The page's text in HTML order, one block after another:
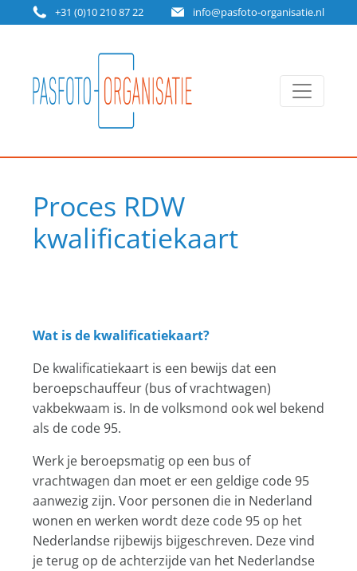
+31 (0)10 210 87 22 info@pasfoto-organisatie.nl
Proces RDW
kwalificatiekaart
Wat is de kwalificatiekaart?
De kwalificatiekaart is een bewijs dat een
beroepschauffeur (bus of vrachtwagen)
vakbekwaam is. In de volksmond ook wel bekend
als de code 95.
Werk je beroepsmatig op een bus of
vrachtwagen dan moet er een geldige code 95
aanwezig zijn. Voor personen die in Nederland
wonen en werken wordt deze code 95 op het
Nederlandse rijbewijs bijgeschreven. Deze vind
je terug op de achterzijde van het Nederlandse